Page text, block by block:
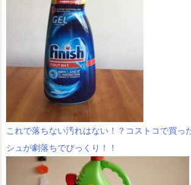
これで落ちない汚れはない！？コストコで買っ
シュが劇落ちでびっくり！！